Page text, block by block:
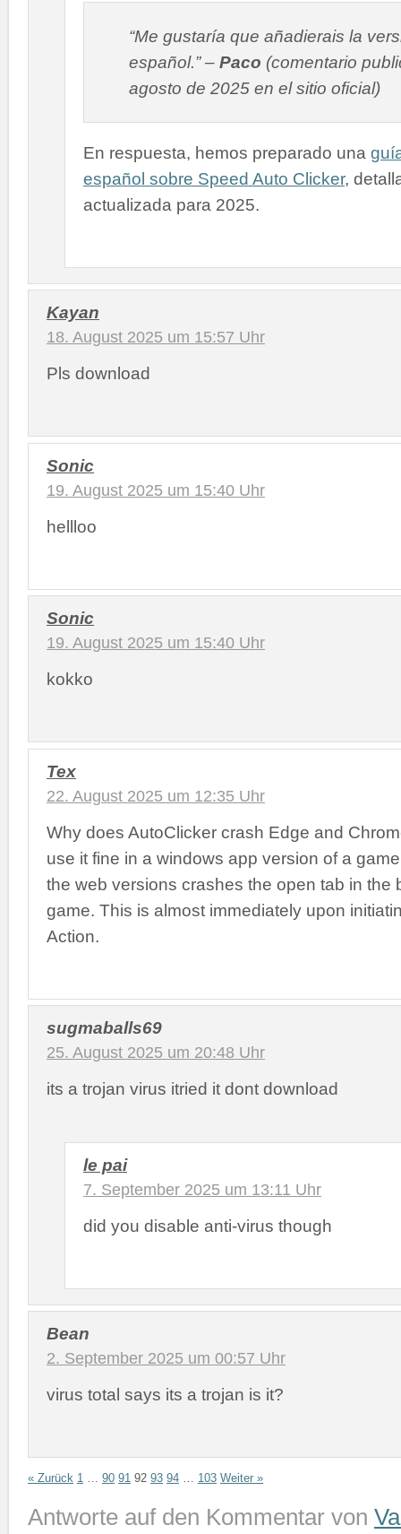
“Me gustaría que añadierais la
español.” – Paco (comentario
agosto de 2025 en el sitio oficial)
En respuesta, hemos preparado una
español sobre Speed Auto Clicker,
actualizada para 2025.
Kayan
18. August 2025 um 15:57 Uhr
Pls download
Sonic
19. August 2025 um 15:40 Uhr
hellloo
Sonic
19. August 2025 um 15:40 Uhr
kokko
Tex
22. August 2025 um 12:35 Uhr
Why does AutoClicker crash Edge and
use it fine in a windows app version of a
the web versions crashes the open tab in the
game. This is almost immediately upon
Action.
sugmaballs69
25. August 2025 um 20:48 Uhr
its a trojan virus itried it dont download
le pai
7. September 2025 um 13:11 Uhr
did you disable anti-virus though
Bean
2. September 2025 um 00:57 Uhr
virus total says its a trojan is it?
« Zurück 1 … 90 91 92 93 94 … 103 Weiter »
Antworte auf den Kommentar von